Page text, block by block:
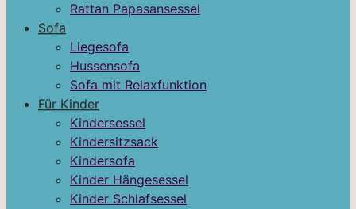
Rattan Papasansessel
Sofa
Liegesofa
Hussensofa
Sofa mit Relaxfunktion
Für Kinder
Kindersessel
Kindersitzsack
Kindersofa
Kinder Hängesessel
Kinder Schlafsessel